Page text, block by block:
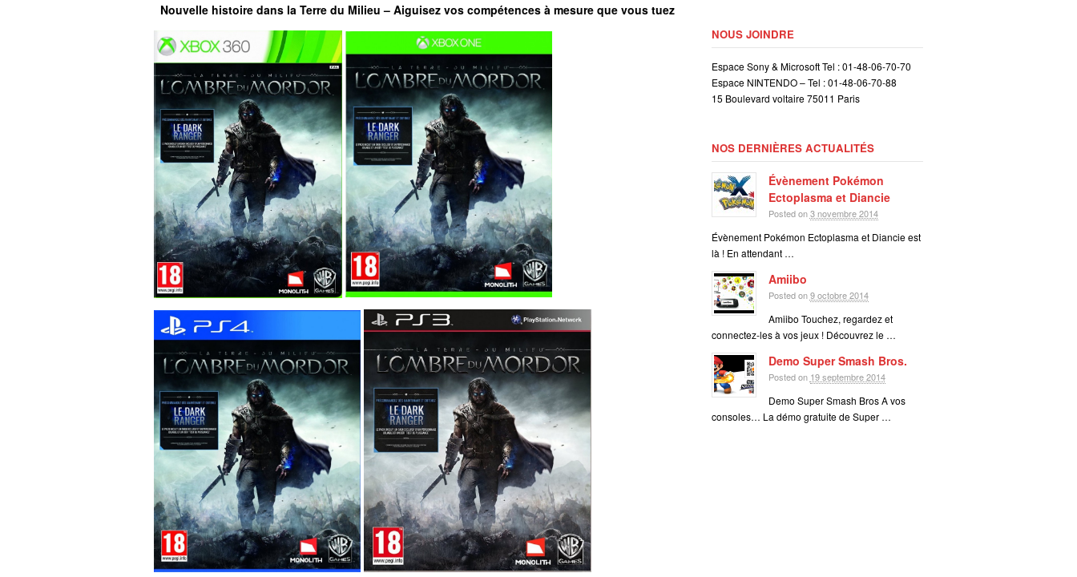
Nouvelle histoire dans la Terre du Milieu – Aiguisez vos compétences à mesure que vous tuez
NOUS JOINDRE
Espace Sony & Microsoft Tel : 01-48-06-70-70
Espace NINTENDO – Tel : 01-48-06-70-88
15 Boulevard voltaire 75011 Paris
NOS DERNIÈRES ACTUALITÉS
Évènement Pokémon
Ectoplasma et Diancie
Posted on3 novembre 2014
Évènement Pokémon Ectoplasma et Diancie est
là ! En attendant …
Amiibo
Posted on9 octobre 2014
Amiibo Touchez, regardez et
connectez-les à vos jeux ! Découvrez le …
Demo Super Smash Bros.
Posted on 19 septembre 2014
Demo Super Smash Bros A vos
consoles… La démo gratuite de Super …